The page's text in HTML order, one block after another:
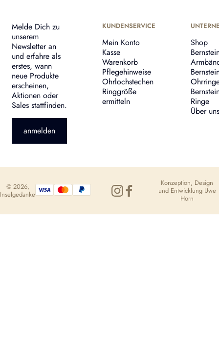
Melde Dich zu
unserem
Newsletter an
und erfahre als
erstes, wann
neue Produkte
erscheinen,
Aktionen oder
Sales stattfinden.
anmelden
KUNDENSERVICE
Mein Konto
Kasse
Warenkorb
Pflegehinweise
Ohrlochstechen
Ringgröße
ermitteln
Shop
Ringe
Über uns
© 2026,
Inselgedanke
Konzeption, Design
und Entwicklung Uwe
Horn